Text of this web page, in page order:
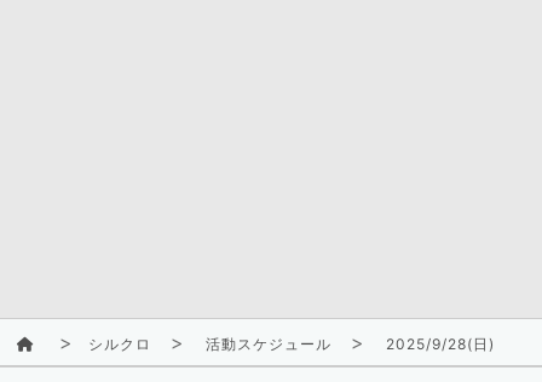
シルクロ 活動スケジュール 2025/9/28(日)